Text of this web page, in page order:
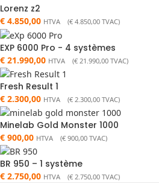
Lorenz z2
€ 4.850,00 HTVA (€ 4.850,00 TVAC)
EXP 6000 Pro - 4 systèmes
€ 21.990,00 HTVA (€ 21.990,00 TVAC)
Fresh Result 1
€ 2.300,00 HTVA (€ 2.300,00 TVAC)
Minelab Gold Monster 1000
€ 900,00 HTVA (€ 900,00 TVAC)
BR 950 – 1 système
€ 2.750,00 HTVA (€ 2.750,00 TVAC)